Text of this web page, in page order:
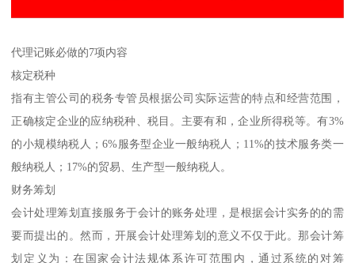
代理记账必做的7项内容
核定税种
指有主管公司的税务专管员根据公司实际运营的特点和经营范围，
正确核定企业的应纳税种、税目。主要有和，企业所得税等。有3%
的小规模纳税人；6%服务型企业一般纳税人；11%的技术服务类一
般纳税人；17%的贸易、生产型一般纳税人。
财务筹划
会计处理筹划直接服务于会计的账务处理，是根据会计实务的的需
要而提出的。然而，开展会计处理筹划的意义不仅于此。那会计筹
划定义为：在国家会计法规体系许可范围内，通过系统的对筹